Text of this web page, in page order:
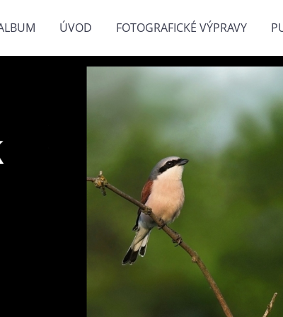
ÚVOD FOTOGRAFICKÉ VÝPRAVY